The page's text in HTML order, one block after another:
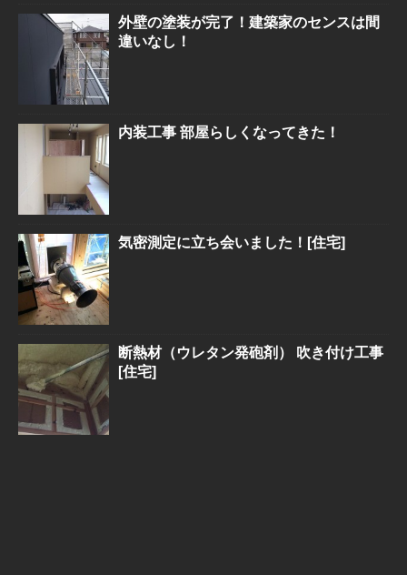
外壁の塗装が完了！建築家のセンスは間
違いなし！
内装工事 部屋らしくなってきた！
気密測定に立ち会いました！[住宅]
断熱材（ウレタン発砲剤） 吹き付け工事
[住宅]